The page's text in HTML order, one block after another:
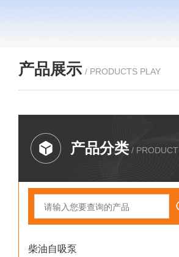
产品展示 / PRODUCTS PLAY
产品分类 / PRODUCT
柴油自吸泵